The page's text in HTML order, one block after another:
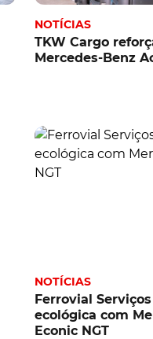
NOTÍCIAS
TKW Cargo
Mercedes-Benz
NOTÍCIAS
Ferrovial
ecológica com
Econic NGT